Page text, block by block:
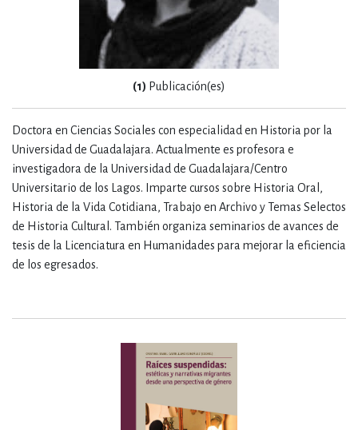
Doctora en Ciencias Sociales con especialidad en Historia por la
Universidad de Guadalajara. Actualmente es profesora e
investigadora de la Universidad de Guadalajara/Centro
Universitario de los Lagos. Imparte cursos sobre Historia Oral,
Historia de la Vida Cotidiana, Trabajo en Archivo y Temas Selectos
de Historia Cultural. También organiza seminarios de avances de
tesis de la Licenciatura en Humanidades para mejorar la eficiencia
de los egresados.
(1) Publicación(es)